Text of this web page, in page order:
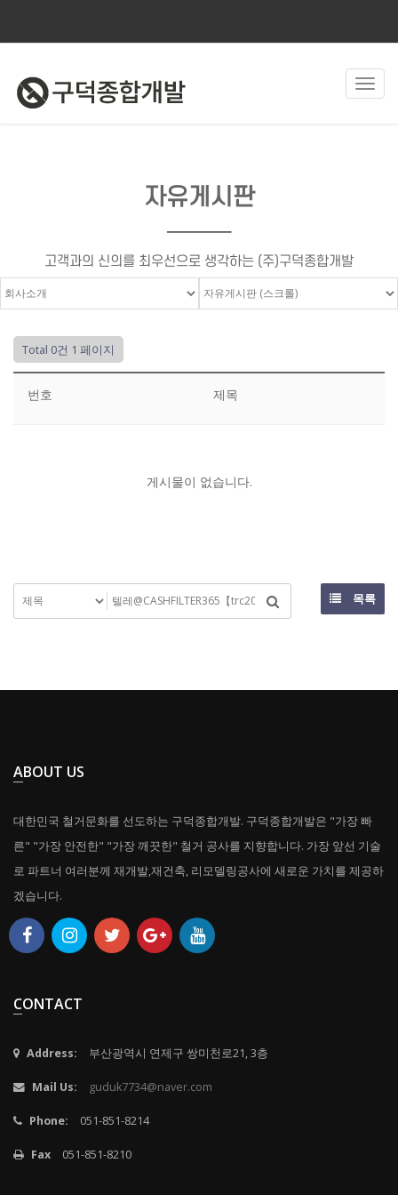
자유게시판
────
고객과의 신의를 최우선으로 생각하는 (주)구덕종합개발
Total 0건 1 페이지
번호 제목
게시물이 없습니다.
목록
ABOUT US
대한민국 철거문화를 선도하는 구덕종합개발. 구덕종합개발은 "가장 빠
른" "가장 안전한" "가장 깨끗한" 철거 공사를 지향합니다. 가장 앞선 기술
로 파트너 여러분께 재개발,재건축, 리모델링공사에 새로운 가치를 제공하
겠습니다.
CONTACT
Address: 부산광역시 연제구 쌍미천로21, 3층
Mail Us: guduk7734@naver.com
Phone: 051-851-8214
Fax 051-851-8210